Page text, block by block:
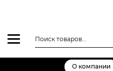
товаров
О компании